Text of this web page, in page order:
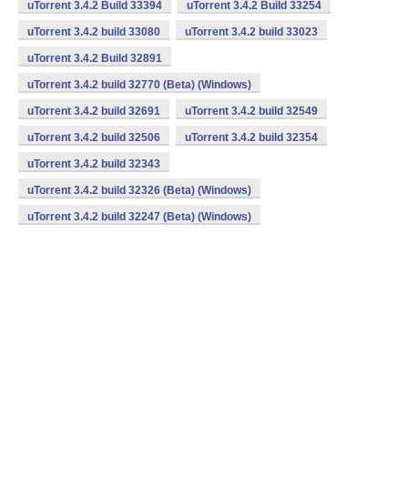
uTorrent 3.4.2 Build 33394 uTorrent 3.4.2 Build 33254
uTorrent 3.4.2 build 33080 uTorrent 3.4.2 build 33023
uTorrent 3.4.2 Build 32891
uTorrent 3.4.2 build 32770 (Beta) (Windows)
uTorrent 3.4.2 build 32691 uTorrent 3.4.2 build 32549
uTorrent 3.4.2 build 32506 uTorrent 3.4.2 build 32354
uTorrent 3.4.2 build 32343
uTorrent 3.4.2 build 32326 (Beta) (Windows)
uTorrent 3.4.2 build 32247 (Beta) (Windows)